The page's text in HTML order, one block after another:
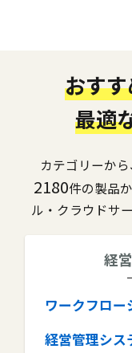
おす
最適
カテゴリーか
2180件の製品
ル・クラウドサ
経
ワークフロー
経営管理シス